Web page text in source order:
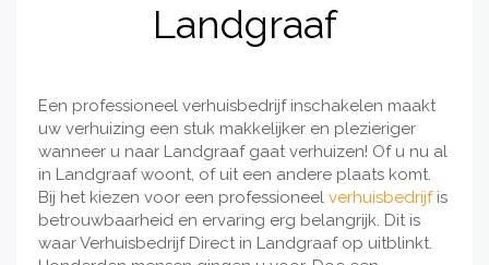
Landgraaf
Een professioneel verhuisbedrijf inschakelen maakt
uw verhuizing een stuk makkelijker en plezieriger
wanneer u naar Landgraaf gaat verhuizen! Of u nu al
in Landgraaf woont, of uit een andere plaats komt.
Bij het kiezen voor een professioneel verhuisbedrijfis
betrouwbaarheid en ervaring erg belangrijk. Dit is
waar Verhuisbedrijf Direct in Landgraaf op uitblinkt.